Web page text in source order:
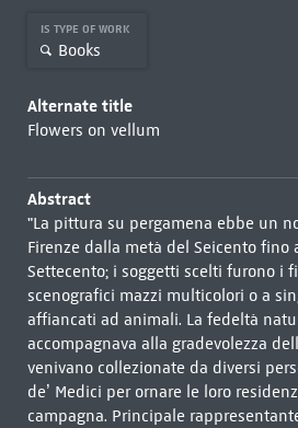
IS TYPE OF WORK
Books
Alternate title
Flowers on vellum
Abstract
"La pittura su pergamena ebbe un
Firenze dalla metà del Seicento fino
Settecento; i soggetti scelti furono i
scenografici mazzi multicolori o a
affiancati ad animali. La fedeltà
accompagnava alla gradevolezza
venivano collezionate da diversi
de’ Medici per ornare le loro
campagna. Principale